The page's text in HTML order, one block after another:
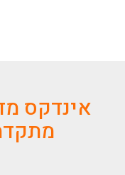
אינדקס